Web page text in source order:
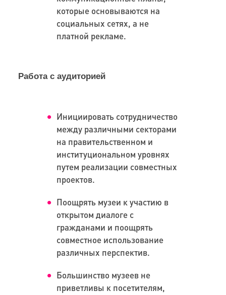
которые основываются на
социальных сетях, а не
платной рекламе.
Работа с аудиторией
Инициировать сотрудничество
между различными секторами
на правительственном и
институциональном уровнях
путем реализации совместных
проектов.
Поощрять музеи к участию в
открытом диалоге с
гражданами и поощрять
совместное использование
различных перспектив.
Большинство музеев не
приветливы к посетителям,